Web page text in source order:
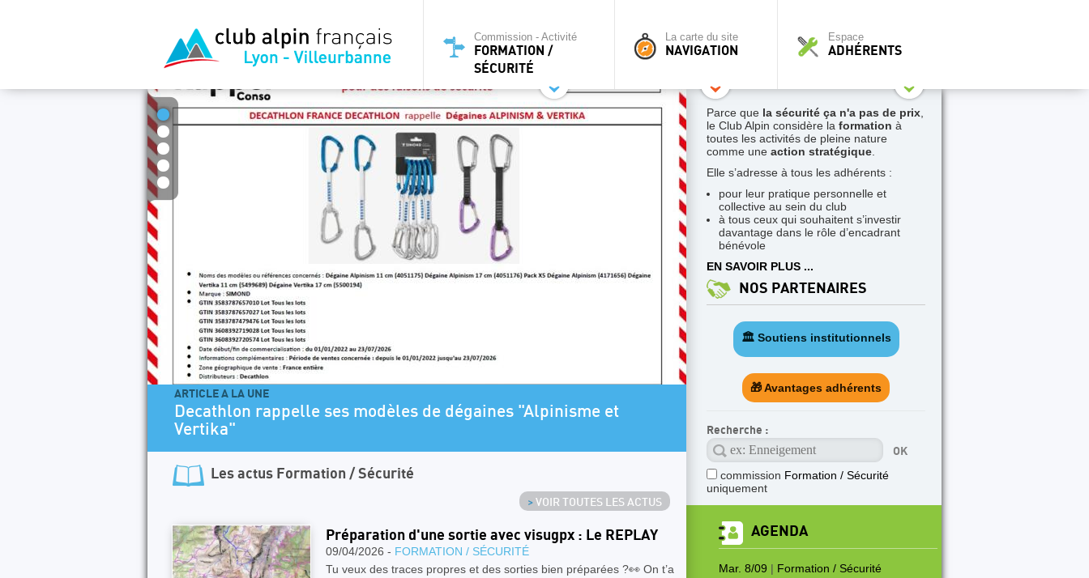
Commission - Activité
FORMATION /
SÉCURITÉ
La carte du site
NAVIGATION
Espace
ADHÉRENTS
ARTICLE A LA UNE
Decathlon rappelle ses modèles de dégaines "Alpinisme et
Vertika"
ARTICLE A LA UNE
Les actus Formation / Sécurité
> VOIR TOUTES LES ACTUS
Préparation d'une sortie avec visugpx : Le REPLAY
09/04/2026 - FORMATION / SÉCURITÉ
Tu veux des traces propres et des sorties bien préparées ?👀 On t’a
Parce que la sécurité ça n'a pas de prix
le Club Alpin considère la formation à
toutes les activités de pleine nature
comme une action stratégique
Elle s’adresse à tous les adhérents :
pour leur pratique personnelle et
collective au sein du club
à tous ceux qui souhaitent s’investir
davantage dans le rôle d’encadrant
bénévole
EN SAVOIR PLUS ...
NOS PARTENAIRES
🏛️ Soutiens institutionnels
🎁 Avantages adhérents
Recherche :
commission Formation / Sécurité
uniquement
AGENDA
Mar. 8/09 | Formation / Sécurité